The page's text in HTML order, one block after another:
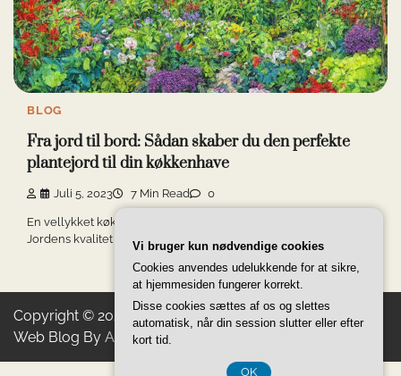
BLOG
Fra jord til bord: Sådan skaber du den perfekte
plantejord til din køkkenhave
Juli 5, 2023 7 Min Read 0
En vellykket køkkenhave starter med en god plantejord.
Jordens kvalitet spiller en afgørende rolle for, […]
Copyright © 2026 Gerberas Golden ProductsTheme:
Web Blog By Adore Themes
Vi bruger kun nødvendige cookies
Cookies anvendes udelukkende for at sikre,
at hjemmesiden fungerer korrekt.
Disse cookies sættes af os og slettes
automatisk, når din session slutter eller efter
kort tid.
OK